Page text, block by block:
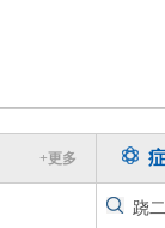
+更多
跷